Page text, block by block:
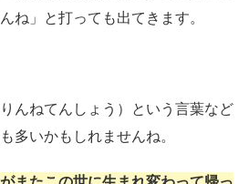
ね」と打っても出てきます。
んねてんしょう）という言葉など
多いかもしれませんね。